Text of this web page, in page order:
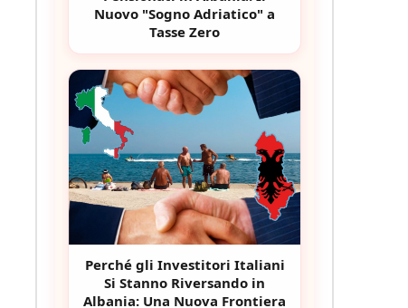
Nuovo "Sogno Adriatico" a
Tasse Zero
Perché gli Investitori Italiani
Si Stanno Riversando in
Albania: Una Nuova Frontiera